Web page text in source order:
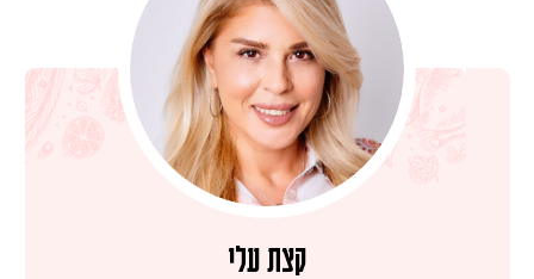
קצת עלי